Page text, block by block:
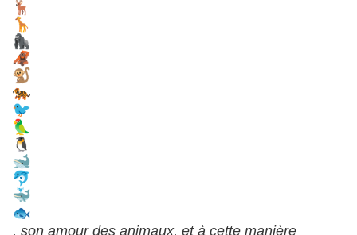
, son amour des animaux, et à cette manière